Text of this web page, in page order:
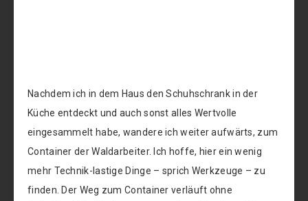
Nachdem ich in dem Haus den Schuhschrank in der
Küche entdeckt und auch sonst alles Wertvolle
eingesammelt habe, wandere ich weiter aufwärts, zum
Container der Waldarbeiter. Ich hoffe, hier ein wenig
mehr Technik-lastige Dinge – sprich Werkzeuge – zu
finden. Der Weg zum Container verläuft ohne